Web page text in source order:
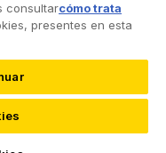
consultarcómo trata
presentes en esta